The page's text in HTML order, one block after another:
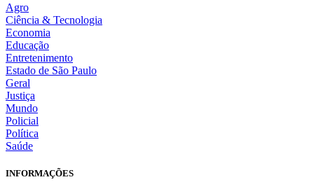
Agro
Ciência & Tecnologia
Economia
Educação
Entretenimento
Estado de São Paulo
Geral
Justiça
Mundo
Policial
Política
Saúde
INFORMAÇÕES